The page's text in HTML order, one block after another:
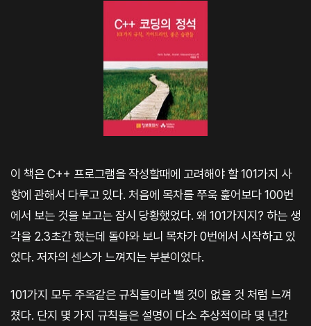
이 책은 C++ 프로그램을 작성할때에 고려해야 할 101가지 사
항에 관해서 다루고 있다. 처음에 목차를 쭈욱 훑어보다 100번
에서 보는 것을 보고는 잠시 당황했었다. 왜 101가지지? 하는 생
각을 2.3초간 했는데 돌아와 보니 목차가 0번에서 시작하고 있
었다. 저자의 센스가 느껴지는 부분이었다.
101가지 모두 주옥같은 규칙들이라 뺄 것이 없을 것 처럼 느껴
졌다. 단지 몇 가지 규칙들은 설명이 다소 추상적이라 몇 년간